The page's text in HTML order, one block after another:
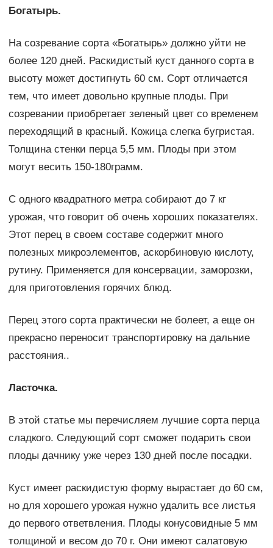
Богатырь.
На созревание сорта «Богатырь» должно уйти не
более 120 дней. Раскидистый куст данного сорта в
высоту может достигнуть 60 см. Сорт отличается
тем, что имеет довольно крупные плоды. При
созревании приобретает зеленый цвет со временем
переходящий в красный. Кожица слегка бугристая.
Толщина стенки перца 5,5 мм. Плоды при этом
могут весить 150-180грамм.
С одного квадратного метра собирают до 7 кг
урожая, что говорит об очень хороших показателях.
Этот перец в своем составе содержит много
полезных микроэлементов, аскорбиновую кислоту,
рутину. Применяется для консервации, заморозки,
для приготовления горячих блюд.
Перец этого сорта практически не болеет, а еще он
прекрасно переносит транспортировку на дальние
расстояния..
Ласточка.
В этой статье мы перечисляем лучшие сорта перца
сладкого. Следующий сорт сможет подарить свои
плоды дачнику уже через 130 дней после посадки.
Куст имеет раскидистую форму вырастает до 60 см,
но для хорошего урожая нужно удалить все листья
до первого ответвления. Плоды конусовидные 5 мм
толщиной и весом до 70 г. Они имеют салатовую